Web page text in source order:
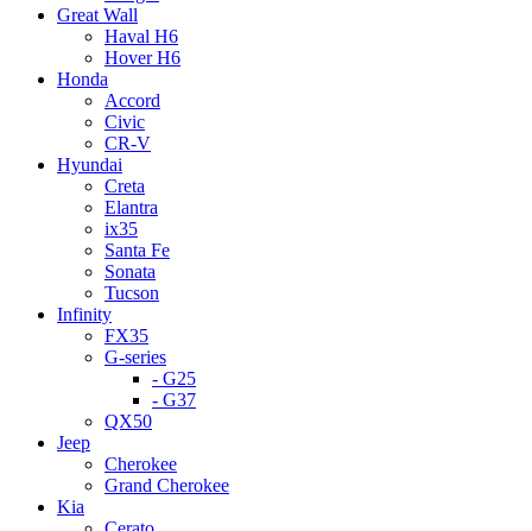
Great Wall
Haval H6
Hover H6
Honda
Accord
Civic
CR-V
Hyundai
Creta
Elantra
ix35
Santa Fe
Sonata
Tucson
Infinity
FX35
G-series
- G25
- G37
QX50
Jeep
Cherokee
Grand Cherokee
Kia